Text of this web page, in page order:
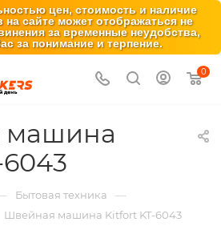
цен, стоимость и наличие
на сайте может отображаться не
за временные неудобства,
за понимание и терпение.
0
машина
Бытовая техника —
Швейная машина Kitfort KT-6043